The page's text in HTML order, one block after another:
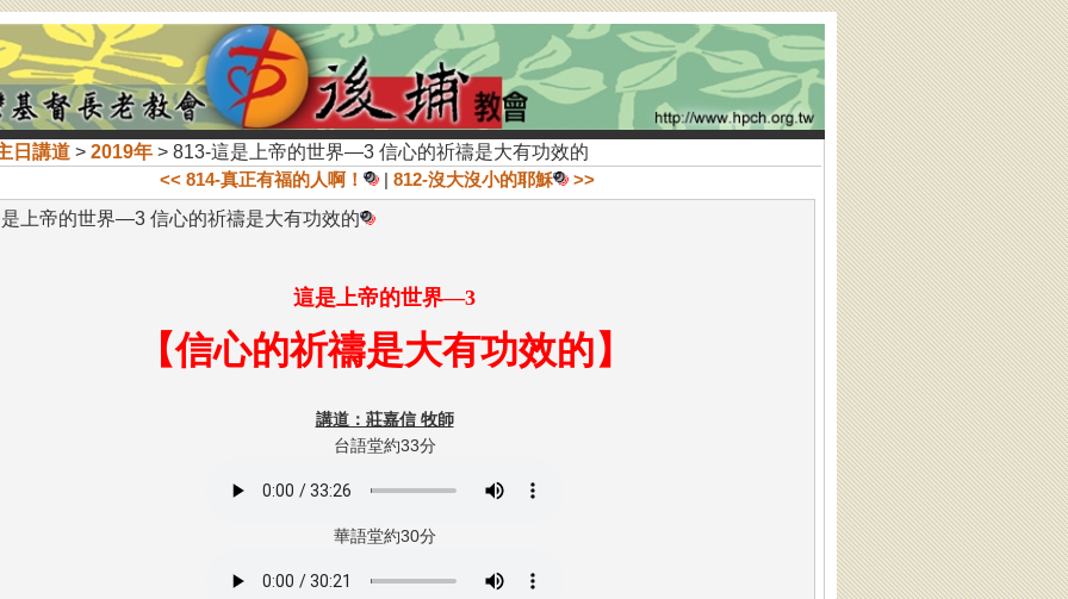
日講道> 2019年> 813-這是上帝的世界—3 信心的祈禱是大有功效的
<< 814-真正有福的人啊！
| 812-沒大沒小的耶穌
>>
上帝的世界—3 信心的祈禱是大有功效的
這是上帝的世界—3
【信心的祈禱是大有功效的】
講道：莊嘉信 牧師
台語堂約33分
華語堂約30分